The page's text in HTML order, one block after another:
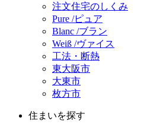
注文住宅のしくみ
Pure /ピュア
Blanc /ブラン
Weiß /ヴァイス
工法・断熱
東大阪市
大東市
枚方市
住まいを探す